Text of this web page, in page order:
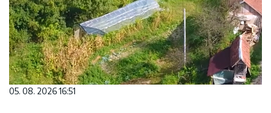
05. 08. 2026 16:51